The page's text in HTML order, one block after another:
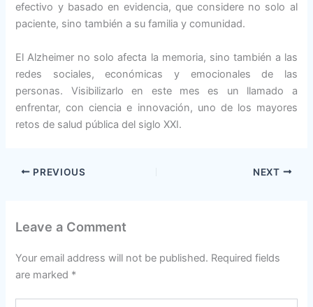
efectivo y basado en evidencia, que considere no solo al
paciente, sino también a su familia y comunidad.
El Alzheimer no solo afecta la memoria, sino también a las
redes sociales, económicas y emocionales de las
personas. Visibilizarlo en este mes es un llamado a
enfrentar, con ciencia e innovación, uno de los mayores
retos de salud pública del siglo XXI.
PREVIOUS NEXT
Leave a Comment
Your email address will not be published. Required fields
are marked *